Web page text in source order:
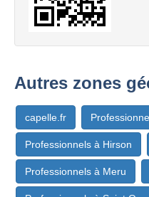
Autres zones
capelle.fr
Professionnels à Hirson
Professionnels à Meru